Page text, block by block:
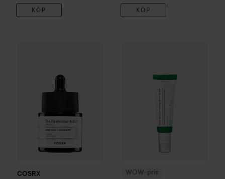
KÖP KÖP
COSRX WOW-pris